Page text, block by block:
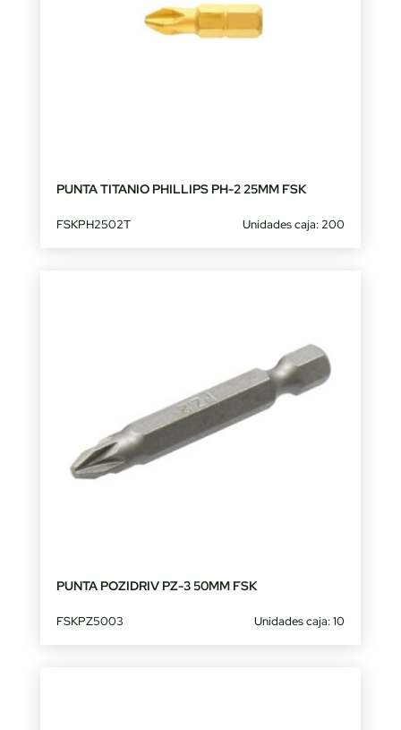
PUNTA TITANIO PHILLIPS PH-2 25MM FSK
FSKPH2502T Unidades caja: 200
PUNTA POZIDRIV PZ-3 50MM FSK
FSKPZ5003 Unidades caja: 10